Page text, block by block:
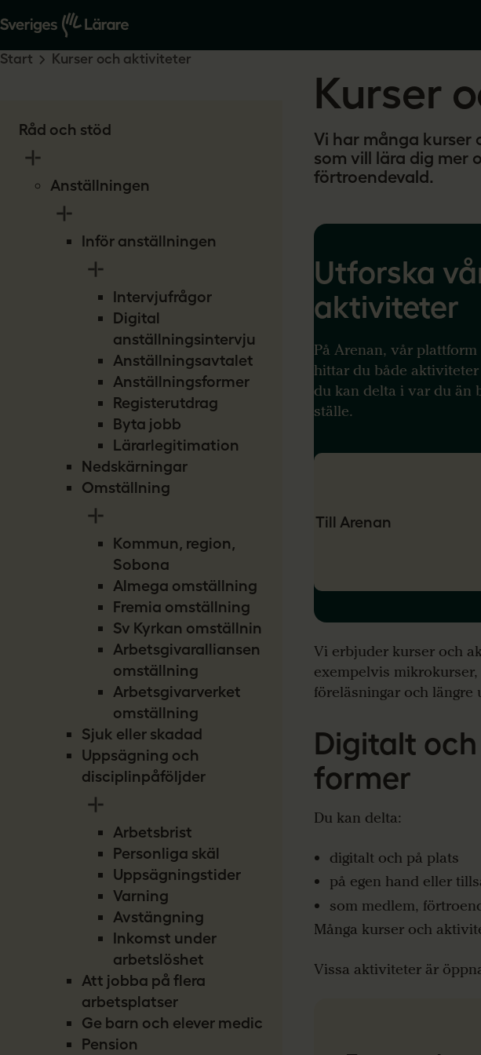
Råd och stöd
Anställningen
Inför anställningen
Intervjufrågor
Digital
anställningsintervju
Anställningsavtalet
Anställningsformer
Registerutdrag
Byta jobb
Lärarlegitimation
Nedskärningar
Omställning
Kommun, region,
Sobona
Almega omställning
Fremia omställning
Sv Kyrkan omställning
Arbetsgivaralliansen
omställning
Arbetsgivarverket
omställning
Sjuk eller skadad
Uppsägning och
disciplinpåföljder
Arbetsbrist
Personliga skäl
Uppsägningstider
Varning
Avstängning
Inkomst under
arbetslöshet
Att jobba på flera
arbetsplatser
Ge barn och elever medicin
Pension
Start Kurser och aktiviteter
Kurser
Vi har många kurser
som vill lära dig mer
förtroendevald.
Utforska
aktiviteter
På Arenan, vår
hittar du både
du kan delta i var du än
ställe.
Till Arenan
Vi erbjuder kurser och
exempelvis
föreläsningar och längre
Digitalt
former
Du kan delta:
digitalt och på plats
på egen hand eller
som medlem,
Många kurser och
Vissa aktiviteter är